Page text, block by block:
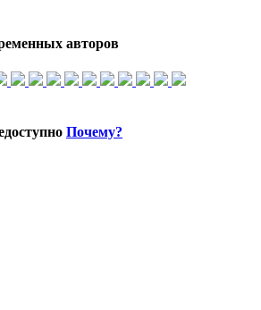
авторов
Почему?